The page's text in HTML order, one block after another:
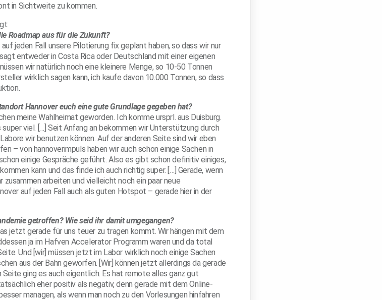
in Sichtweite zu kommen.
Roadmap aus für die Zukunft?
jeden Fall unsere Pilotierung fix geplant haben, so dass wir nur
entweder in Costa Rica oder Deutschland mit einer eigenen
wir natürlich noch eine kleinere Menge, so 10-50 Tonnen
wirklich sagen kann, ich kaufe davon 10.000 Tonnen, so dass
Hannover euch eine gute Grundlage gegeben hat?
meine Wahlheimat geworden. Ich komme ursprl. aus Duisburg.
viel. […] Seit Anfang an bekommen wir Unterstützung durch
wir benutzen können. Auf der anderen Seite sind wir eben
– von hannoverimpuls haben wir auch schon einige Sachen in
einige Gespräche geführt. Also es gibt schon definitiv einiges,
kann und das finde ich auch richtig super. […] Gerade, wenn
arbeiten und vielleicht noch ein paar neue
auf jeden Fall auch als guten Hotspot – gerade hier in der
getroffen? Wie seid ihr damit umgegangen?
jetzt gerade für uns teuer zu tragen kommt. Wir hängen mit dem
ja im Hafven Accelerator Programm waren und da total
Und [wir] müssen jetzt im Labor wirklich noch einige Sachen
aus der Bahn geworfen. [Wir] können jetzt allerdings da gerade
ging es auch eigentlich. Es hat remote alles ganz gut
eher positiv als negativ, denn gerade mit dem Online-
managen, als wenn man noch zu den Vorlesungen hinfahren